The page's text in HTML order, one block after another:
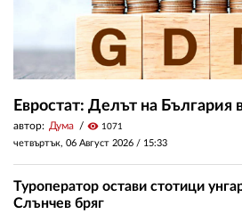
Евростат: Делът на България
автор: Дума visibility 1071
четвъртък, 06 Август 2026 / 15:33
Туроператор остави стотици
Слънчев бряг